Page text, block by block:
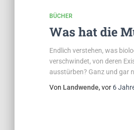
BÜCHER
Was hat die
Endlich verstehen, was
verschwindet, von deren
ausstürben? Ganz und gar
Von Landwende, vor 6